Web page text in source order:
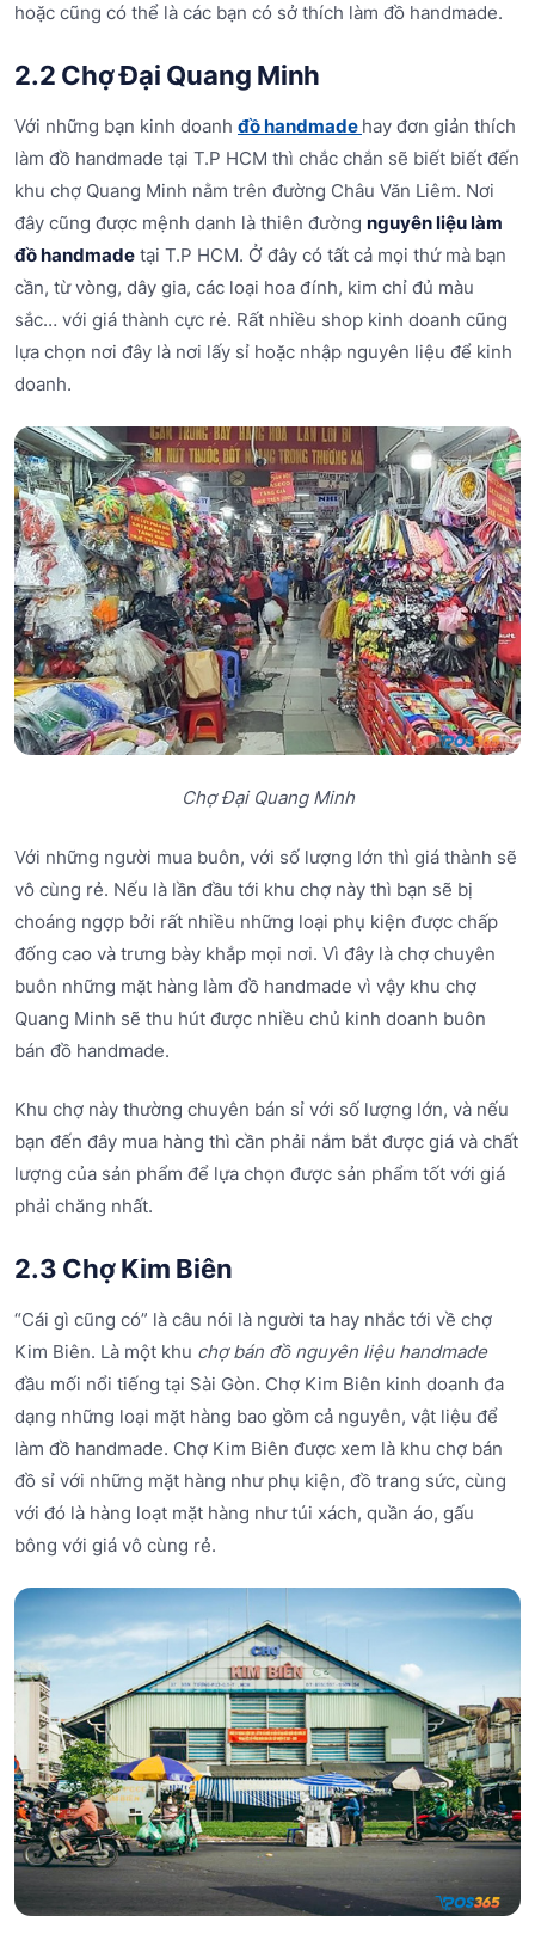
hoặc cũng có thể là các bạn có sở thích làm đồ handmade.
2.2 Chợ Đại Quang Minh
Với những bạn kinh doanh đồ handmade hay đơn giản thích
làm đồ handmade tại T.P HCM thì chắc chắn sẽ biết biết đến
khu chợ Quang Minh nằm trên đường Châu Văn Liêm. Nơi
đây cũng được mệnh danh là thiên đường nguyên liệu làm
đồ handmade tại T.P HCM. Ở đây có tất cả mọi thứ mà bạn
cần, từ vòng, dây gia, các loại hoa đính, kim chỉ đủ màu
sắc… với giá thành cực rẻ. Rất nhiều shop kinh doanh cũng
lựa chọn nơi đây là nơi lấy sỉ hoặc nhập nguyên liệu để kinh
doanh.
Chợ Đại Quang Minh
Với những người mua buôn, với số lượng lớn thì giá thành sẽ
vô cùng rẻ. Nếu là lần đầu tới khu chợ này thì bạn sẽ bị
choáng ngợp bởi rất nhiều những loại phụ kiện được chấp
đống cao và trưng bày khắp mọi nơi. Vì đây là chợ chuyên
buôn những mặt hàng làm đồ handmade vì vậy khu chợ
Quang Minh sẽ thu hút được nhiều chủ kinh doanh buôn
bán đồ handmade.
Khu chợ này thường chuyên bán sỉ với số lượng lớn, và nếu
bạn đến đây mua hàng thì cần phải nắm bắt được giá và chất
lượng của sản phẩm để lựa chọn được sản phẩm tốt với giá
phải chăng nhất.
2.3 Chợ Kim Biên
“Cái gì cũng có” là câu nói là người ta hay nhắc tới về chợ
Kim Biên. Là một khu chợ bán đồ nguyên liệu handmade
đầu mối nổi tiếng tại Sài Gòn. Chợ Kim Biên kinh doanh đa
dạng những loại mặt hàng bao gồm cả nguyên, vật liệu để
làm đồ handmade. Chợ Kim Biên được xem là khu chợ bán
đồ sỉ với những mặt hàng như phụ kiện, đồ trang sức, cùng
với đó là hàng loạt mặt hàng như túi xách, quần áo, gấu
bông với giá vô cùng rẻ.